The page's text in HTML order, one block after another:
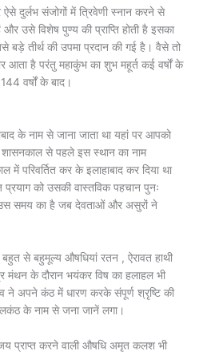
दुर्लभ संजोगों में त्रिवेणी स्नान करने से
उसे विशेष पुण्य की प्राप्ति होती है इसका
बड़े तीर्थ की उपमा प्रदान की गई है। वैसे तो
आता है परंतु महाकुंभ का शुभ महूर्त कई वर्षों के
वर्षों के बाद।
के नाम से जाना जाता था यहां पर आपको
से पहले इस स्थान का नाम
में परिवर्तित कर के इलाहाबाद कर दिया था
प्रयाग को उसकी वास्तविक पहचान पुनः
उस समय का है जब देवताओं और असुरों ने
से बहुमूल्य औषधियां रतन , ऐरावत हाथी
मंथन के दौरान भयंकर विष का हलाहल भी
ने अपने कंठ में धारण करके संपूर्ण श्रृष्टि की
के नाम से जना जानें लगा।
प्राप्त करने वाली औषधि अमृत कलश भी